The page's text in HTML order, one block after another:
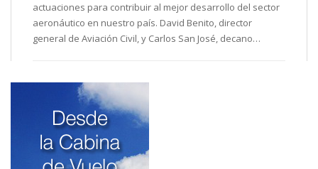
actuaciones para contribuir al mejor desarrollo del sector
aeronáutico en nuestro país. David Benito, director
general de Aviación Civil, y Carlos San José, decano…